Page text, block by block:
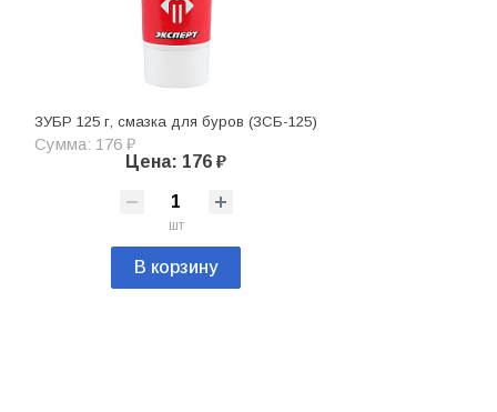
ЗУБР 125 г, смазка для буров (ЗСБ-125)
Сумма: 176 ₽
Цена: 176 ₽
шт
В корзину